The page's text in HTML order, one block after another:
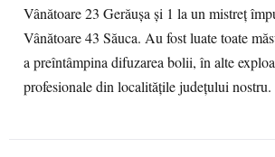
Vânătoare 23 Gerăușa și 1 la un mistreț
Vânătoare 43 Săuca. Au fost luate toate
a preîntâmpina difuzarea bolii, în alte
profesionale din localitățile județului nostru.